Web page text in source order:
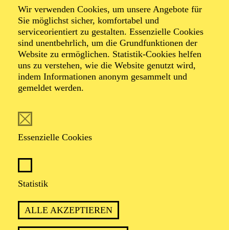
Wir verwenden Cookies, um unsere Angebote für
Sie möglichst sicher, komfortabel und
serviceorientiert zu gestalten. Essenzielle Cookies
sind unentbehrlich, um die Grundfunktionen der
Website zu ermöglichen. Statistik-Cookies helfen
uns zu verstehen, wie die Website genutzt wird,
indem Informationen anonym gesammelt und
gemeldet werden.
Essenzielle Cookies
Statistik
ALLE AKZEPTIEREN
Fotograf*innen wie Omid Aghdami, Dome Darko und
Felix Bernason. Seine Arbeiten erscheinen unter
anderem in Magazinen wie The Kunst Magazine,
Schön! und TUSH.
TERMINE UND TICKETS